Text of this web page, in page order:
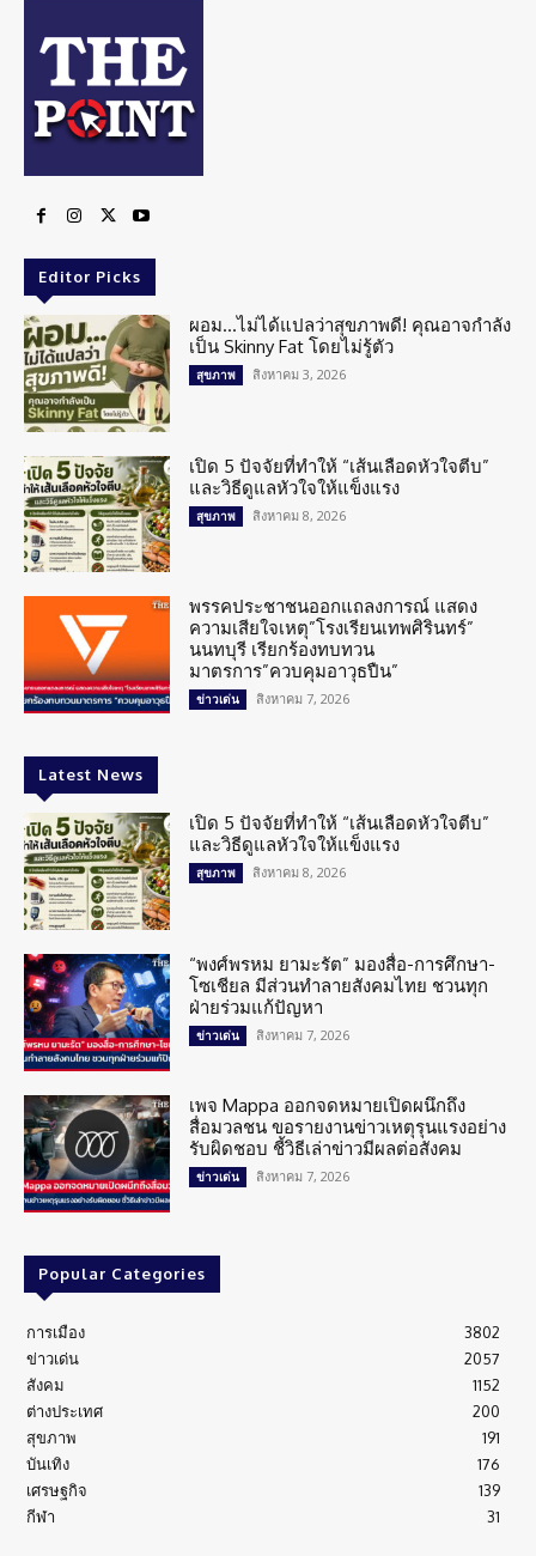
Editor Picks
ผอม…ไม่ได้แปลว่าสุขภาพดี! คุณอาจกำลัง
เป็น Skinny Fat โดยไม่รู้ตัว
สุขภาพ สิงหาคม 3, 2026
เปิด 5 ปัจจัยที่ทำให้ “เส้นเลือดหัวใจตีบ”
และวิธีดูแลหัวใจให้แข็งแรง
สุขภาพ สิงหาคม 8, 2026
พรรคประชาชนออกแถลงการณ์ แสดง
ความเสียใจเหตุ”โรงเรียนเทพศิรินทร์”
นนทบุรี เรียกร้องทบทวน
มาตรการ”ควบคุมอาวุธปืน”
ข่าวเด่น สิงหาคม 7, 2026
Latest News
เปิด 5 ปัจจัยที่ทำให้ “เส้นเลือดหัวใจตีบ”
และวิธีดูแลหัวใจให้แข็งแรง
สุขภาพ สิงหาคม 8, 2026
“พงศ์พรหม ยามะรัต” มองสื่อ-การศึกษา-
โซเชียล มีส่วนทำลายสังคมไทย ชวนทุก
ฝ่ายร่วมแก้ปัญหา
ข่าวเด่น สิงหาคม 7, 2026
เพจ Mappa ออกจดหมายเปิดผนึกถึง
สื่อมวลชน ขอรายงานข่าวเหตุรุนแรงอย่าง
รับผิดชอบ ชี้วิธีเล่าข่าวมีผลต่อสังคม
ข่าวเด่น สิงหาคม 7, 2026
Popular Categories
การเมือง
3802
ข่าวเด่น
2057
สังคม
1152
ต่างประเทศ
200
สุขภาพ
191
บันเทิง
176
เศรษฐกิจ
139
กีฬา
31